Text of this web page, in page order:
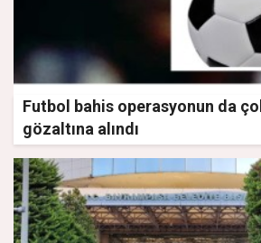
Futbol bahis operasyonun da
gözaltına alındı